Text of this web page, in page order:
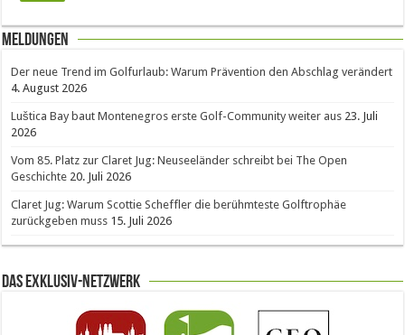
Meldungen
Der neue Trend im Golfurlaub: Warum Prävention den Abschlag verändert
4. August 2026
Luštica Bay baut Montenegros erste Golf-Community weiter aus 23. Juli
2026
Vom 85. Platz zur Claret Jug: Neuseeländer schreibt bei The Open
Geschichte 20. Juli 2026
Claret Jug: Warum Scottie Scheffler die berühmteste Golftrophäe
zurückgeben muss 15. Juli 2026
Das Exklusiv-Netzwerk